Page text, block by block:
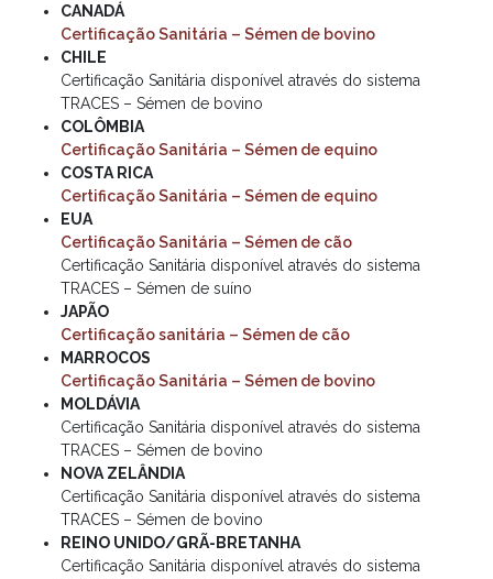
CANADÁ
Certificação Sanitária – Sémen de bovino
CHILE
Certificação Sanitária disponível através do sistema
TRACES – Sémen de bovino
COLÔMBIA
Certificação Sanitária – Sémen de equino
COSTA RICA
Certificação Sanitária – Sémen de equino
EUA
Certificação Sanitária – Sémen de cão
Certificação Sanitária disponível através do sistema
TRACES – Sémen de suíno
JAPÃO
Certificação sanitária – Sémen de cão
MARROCOS
Certificação Sanitária – Sémen de bovino
MOLDÁVIA
Certificação Sanitária disponível através do sistema
TRACES – Sémen de bovino
NOVA ZELÂNDIA
Certificação Sanitária disponível através do sistema
TRACES – Sémen de bovino
REINO UNIDO/GRÃ-BRETANHA
Certificação Sanitária disponível através do sistema